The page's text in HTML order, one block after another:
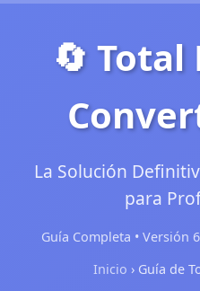
🔄 Total
La Solución
para
Guía Completa • Versión
Inicio › Guía de